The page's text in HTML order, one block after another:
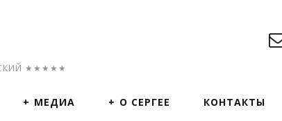
★★★★★
МЕДИА О СЕРГЕЕ КОНТАКТЫ